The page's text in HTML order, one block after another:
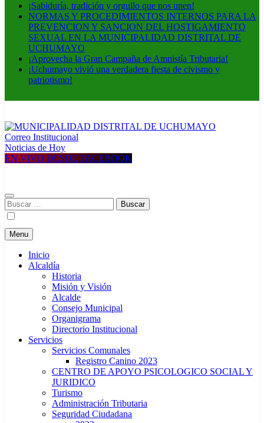
¡Sabiduría, tradición y orgullo que nos unen!
NORMAS Y PROCEDIMIENTOS INTERNOS PARA LA
PREVENCION Y SANCION DEL HOSTIGAMIENTO
SEXUAL EN LA MUNICIPALIDAD DISTRITAL DE
UCHUMAYO
¡Aprovecha la Gran Campaña de Amnistía Tributaria!
¡Uchumayo vivió una verdadera fiesta de civismo y
patriotismo!
MUNICIPALIDAD DISTRITAL DE UCHUMAYO
Construyendo una nueva Historia
Correo Institucional
Noticias de Hoy
EN VIVO DESDE FACEBOOK
Buscar:
Menu
Inicio
Alcaldía
Historia
Misión y Visión
Alcalde
Consejo Municipal
Organigrama
Directorio Institucional
Servicios
Servicios Comunales
Registro Canino 2023
CENTRO DE APOYO PSICOLOGICO SOCIAL Y
JURIDICO
Turismo
Administración Tributaria
Seguridad Ciudadana